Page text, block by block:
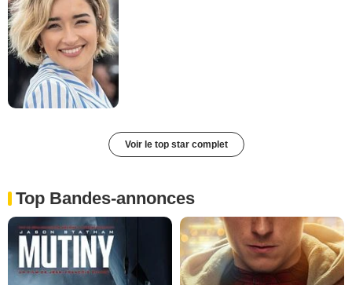
Voir le top star complet
Top Bandes-annonces